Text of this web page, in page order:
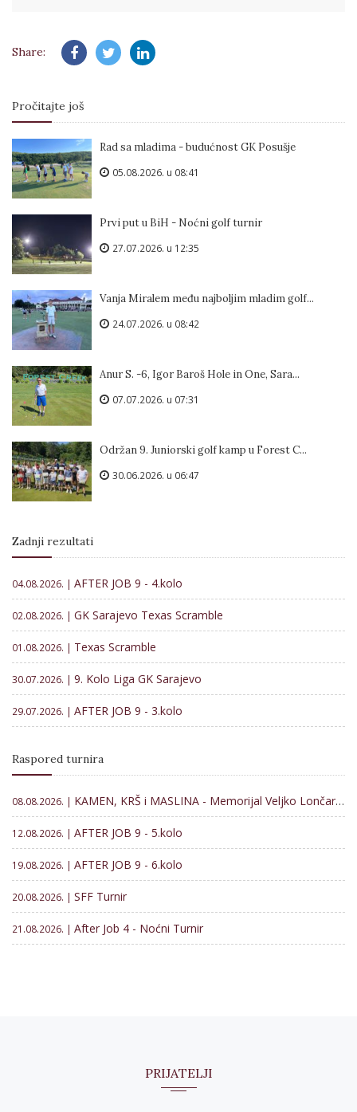
Share:
Pročitajte još
Rad sa mladima - budućnost GK Posušje
05.08.2026. u 08:41
Prvi put u BiH - Noćni golf turnir
27.07.2026. u 12:35
Vanja Miralem među najboljim mladim golf...
24.07.2026. u 08:42
Anur S. -6, Igor Baroš Hole in One, Sara...
07.07.2026. u 07:31
Održan 9. Juniorski golf kamp u Forest C...
30.06.2026. u 06:47
Zadnji rezultati
04.08.2026. | AFTER JOB 9 - 4.kolo
02.08.2026. | GK Sarajevo Texas Scramble
01.08.2026. | Texas Scramble
30.07.2026. | 9. Kolo Liga GK Sarajevo
29.07.2026. | AFTER JOB 9 - 3.kolo
Raspored turnira
08.08.2026. | KAMEN, KRŠ i MASLINA - Memorijal Veljko Lončar 2026
12.08.2026. | AFTER JOB 9 - 5.kolo
19.08.2026. | AFTER JOB 9 - 6.kolo
20.08.2026. | SFF Turnir
21.08.2026. | After Job 4 - Noćni Turnir
PRIJATELJI